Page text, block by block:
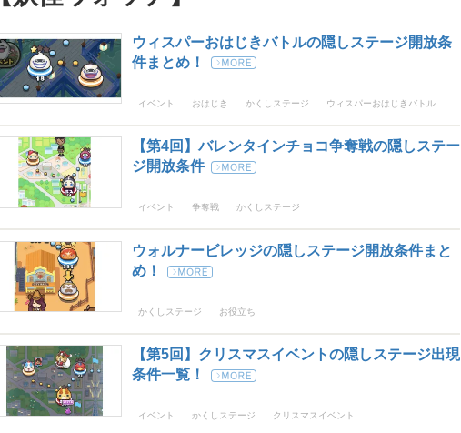
ウィスパーおはじきバトルの隠しステージ開放条
件まとめ！
イベント おはじき かくしステージ ウィスパーおはじきバトル
【第4回】バレンタインチョコ争奪戦の隠しステー
ジ開放条件
イベント 争奪戦 かくしステージ
ウォルナービレッジの隠しステージ開放条件まと
め！
かくしステージ お役立ち
【第5回】クリスマスイベントの隠しステージ出現
条件一覧！
イベント かくしステージ クリスマスイベント